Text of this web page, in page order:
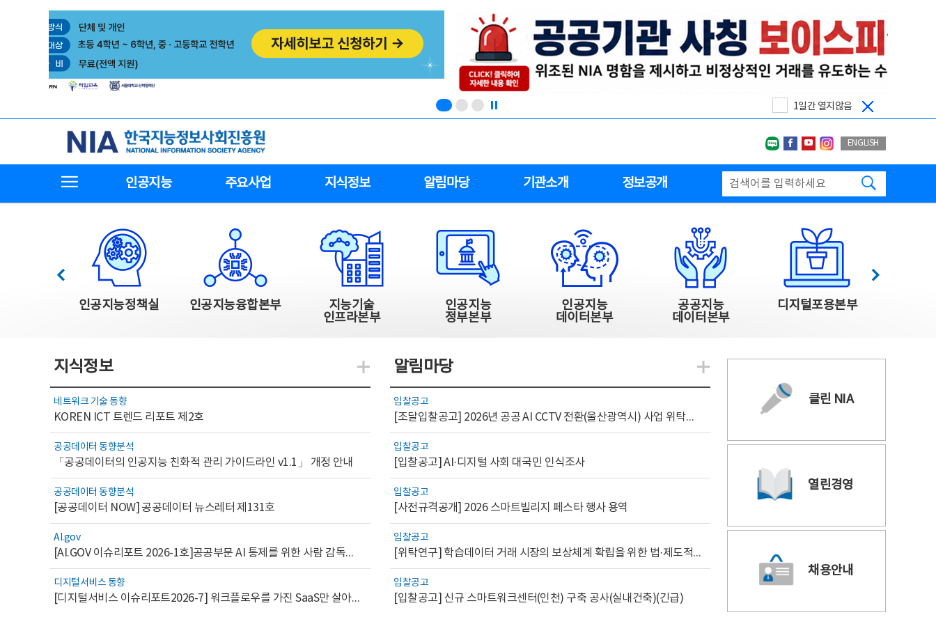
1일간 열지않음
한국지능정보사회진흥원
네이버블로그
페이스북
유투브인스타그랩
ENGLISH
인공지능 주요사업 지식정보 알림마당 기관소개 정보공개
한국지능정보사회진흥원 주요사업
인공지능정책실 인공지능융합본부
지능기술
인프라본부
인공지능
정부본부
인공지능
데이터본부
공공지능
데이터본부
디지털포용본부
이전 다음
지식정보
네트워크 기술 동향
KOREN ICT 트렌드 리포트 제2호
공공데이터 동향분석
「공공데이터의 인공지능 친화적 관리 가이드라인 v1.1」 개정 안내
공공데이터 동향분석
[공공데이터 NOW] 공공데이터 뉴스레터 제131호
AI.gov
[AI.GOV 이슈리포트 2026-1호]공공부문 AI 통제를 위한 사람 감독의 해외 사례 분석 및 시사점
디지털서비스 동향
[디지털서비스 이슈리포트2026-7] 워크플로우를 가진 SaaS만 살아남는다
지식관련 더보기
알림마당
입찰공고
[조달입찰공고] 2026년 공공 AI CCTV 전환(울산광역시) 사업 위탁감리
입찰공고
[입찰공고] AI·디지털 사회 대국민 인식조사
입찰공고
[사전규격공개] 2026 스마트빌리지 페스타 행사 용역
입찰공고
[위탁연구] 학습데이터 거래 시장의 보상체계 확립을 위한 법·제도적 검토 방안 연구
입찰공고
[입찰공고] 신규 스마트워크센터(인천) 구축 공사(실내건축)(긴급)
알림관련 더보기
클린 NIA
열린경영
채용안내